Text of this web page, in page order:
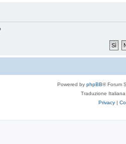
Powered by phpBB® Forum
Traduzione Italiana
Privacy |